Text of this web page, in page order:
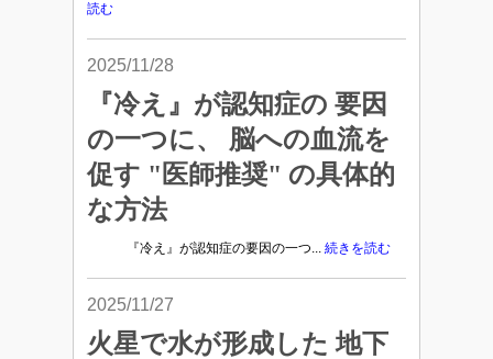
読む
2025/11/28
『冷え』が認知症の 要因
の一つに、 脳への血流を
促す "医師推奨" の具体的
な方法
『冷え』が認知症の要因の一つ... 続きを読む
2025/11/27
火星で水が形成した 地下